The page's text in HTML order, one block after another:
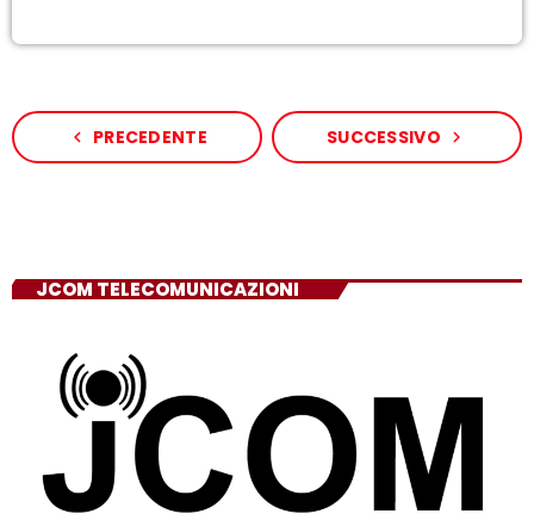
navigate_before PRECEDENTE SUCCESSIVO navigate_next
JCOM TELECOMUNICAZIONI